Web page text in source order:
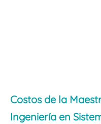
Costos de la
Ingeniería en